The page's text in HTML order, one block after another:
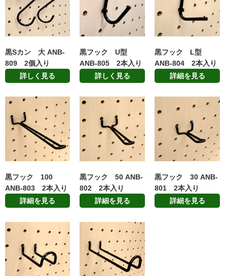
黒Sカン 大 ANB-
809 2個入り
詳しく見る
黒フック U型
ANB-805 2本入り
詳しく見る
黒フック L型
ANB-804 2本入り
詳細を見る
黒フック 100
ANB-803 2本入り
詳細を見る
黒フック 50 ANB-
802 2本入り
詳細を見る
黒フック 30 ANB-
801 2本入り
詳細を見る